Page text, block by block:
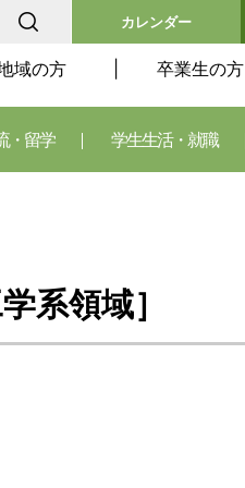
カレンダー
域の方 卒業生の方
・留学 学生生活・就職
系領域］